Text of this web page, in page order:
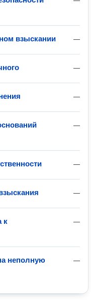
—
взыскании
—
—
—
—
—
—
к
—
неполную